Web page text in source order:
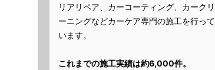
リアリペア、カーコーティング、カークリ
ーニングなどカーケア専門の施工を行って
います。
これまでの施工実績は約6,000件。